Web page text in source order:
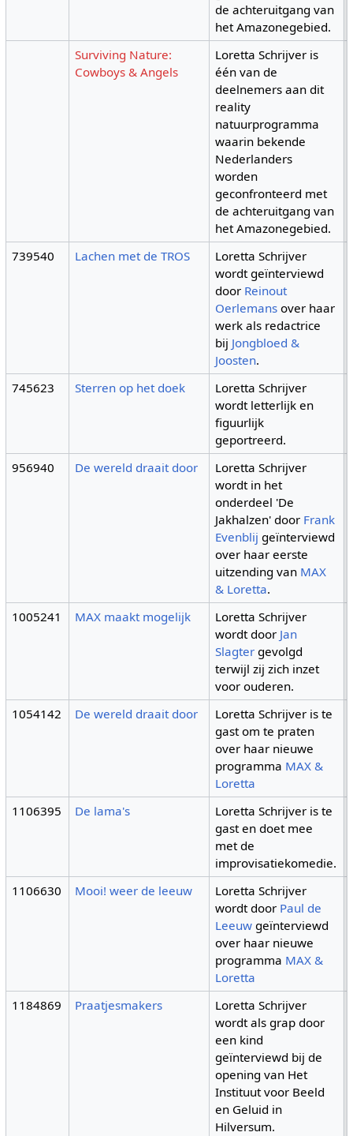
de achteruitgang van
het Amazonegebied.
Surviving Nature:
Cowboys & Angels
Loretta Schrijver is
één van de
deelnemers aan dit
reality
natuurprogramma
waarin bekende
Nederlanders
worden
geconfronteerd met
de achteruitgang van
het Amazonegebied.
739540 Lachen met de TROS
Loretta Schrijver
wordt geïnterviewd
door Reinout
Oerlemans over haar
werk als redactrice
bij Jongbloed &
Joosten.
745623 Sterren op het doek
Loretta Schrijver
wordt letterlijk en
figuurlijk
geportreerd.
956940 De wereld draait door
Loretta Schrijver
wordt in het
onderdeel 'De
Jakhalzen' door Frank
Evenblij geïnterviewd
over haar eerste
uitzending van MAX
& Loretta.
1005241 MAX maakt mogelijk
Loretta Schrijver
wordt door Jan
Slagter gevolgd
terwijl zij zich inzet
voor ouderen.
1054142 De wereld draait door
Loretta Schrijver is te
gast om te praten
over haar nieuwe
programma MAX &
Loretta
1106395 De lama's
Loretta Schrijver is te
gast en doet mee
met de
improvisatiekomedie.
1106630 Mooi! weer de leeuw
Loretta Schrijver
wordt door Paul de
Leeuw geïnterviewd
over haar nieuwe
programma MAX &
Loretta
1184869 Praatjesmakers
Loretta Schrijver
wordt als grap door
een kind
geïnterviewd bij de
opening van Het
Instituut voor Beeld
en Geluid in
Hilversum.